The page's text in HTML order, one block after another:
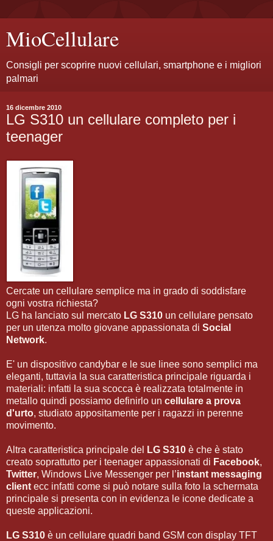
MioCellulare
Consigli per scoprire nuovi cellulari, smartphone e i migliori
palmari
16 dicembre 2010
LG S310 un cellulare completo per i
teenager
Cercate un cellulare semplice ma in grado di soddisfare
ogni vostra richiesta?
LG ha lanciato sul mercato LG S310 un cellulare pensato
per un utenza molto giovane appassionata di Social
Network.
E' un dispositivo candybar e le sue linee sono semplici ma
eleganti, tuttavia la sua caratteristica principale riguarda i
materiali: infatti la sua scocca è realizzata totalmente in
metallo quindi possiamo definirlo un cellulare a prova
d'urto, studiato appositamente per i ragazzi in perenne
movimento.
Altra caratteristica principale del LG S310 è che è stato
creato soprattutto per i teenager appassionati di Facebook,
Twitter, Windows Live Messenger per l’instant messaging
client ecc infatti come si può notare sulla foto la schermata
principale si presenta con in evidenza le icone dedicate a
queste applicazioni.
LG S310 è un cellulare quadri band GSM con display TFT